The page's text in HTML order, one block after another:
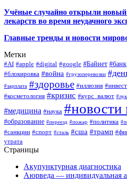
Учёные случайно открыли новый
лекарств во время неудачного
Главные тренды и новости
Метки
#AI #apple #digital #google #Байнет #банк
#блокировка #война #грузоперевозки
#зарплата #здоровье #иллюзия
#косметология #кризис #курс_валют
#медицина #наука #новости
#образование #переезд #пожар #политика
#санкции #спорт #сталь #сша #трамп
утрата
Страницы
Акупунктурная диагностика
Аюрведа — индивидуальная